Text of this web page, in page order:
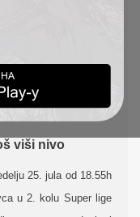
viši nivo
25. jula od 18.55h
u 2. kolu Super lige